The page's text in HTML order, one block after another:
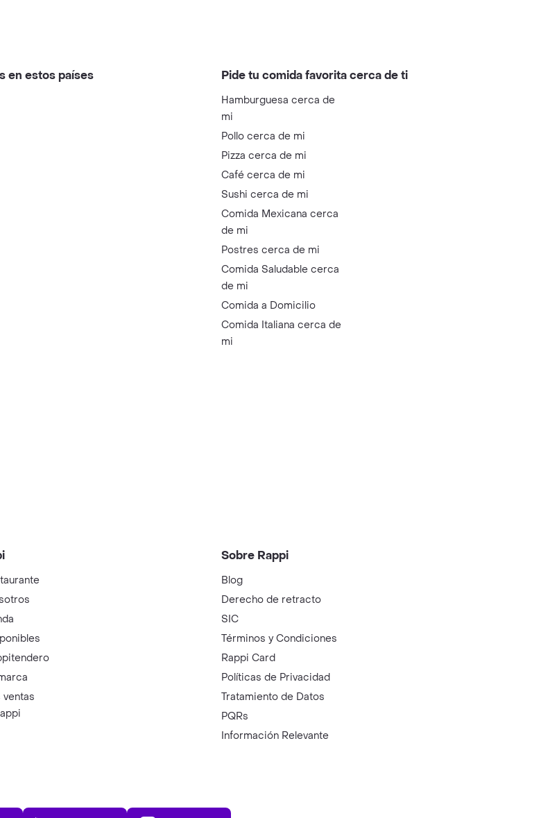
en estos países Pide tu comida favorita cerca de ti
Hamburguesa cerca de
mi
Pollo cerca de mi
Pizza cerca de mi
Café cerca de mi
Sushi cerca de mi
Comida Mexicana cerca
de mi
Postres cerca de mi
Comida Saludable cerca
de mi
Comida a Domicilio
Comida Italiana cerca de
mi
Sobre Rappi
Blog
Derecho de retracto
SIC
Términos y Condiciones
Rappi Card
Políticas de Privacidad
Tratamiento de Datos
PQRs
Información Relevante
Play Store AppGallery